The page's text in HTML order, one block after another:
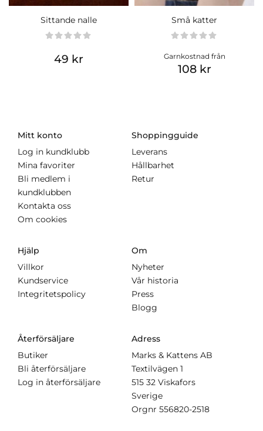
Sittande nalle
49 kr
Små katter
Garnkostnad från
108 kr
Mitt konto
Log in kundklubb
Mina favoriter
Bli medlem i
kundklubben
Kontakta oss
Om cookies
Shoppingguide
Leverans
Hållbarhet
Retur
Hjälp
Villkor
Kundservice
Integritetspolicy
Om
Nyheter
Vår historia
Press
Blogg
Återförsäljare
Butiker
Bli återförsäljare
Log in återförsäljare
Adress
Marks & Kattens AB
Textilvägen 1
515 32 Viskafors
Sverige
Orgnr 556820-2518